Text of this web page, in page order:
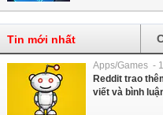
Tin mới nhất
Apps/Games -
Reddit trao
viết và bình